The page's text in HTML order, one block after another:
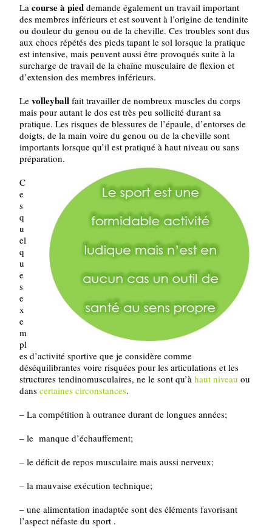
Lacourse à pied demande également un travail important
des membres inférieurs et est souvent à l’origine de tendinite
ou douleur du genou ou de la cheville. Ces troubles sont dus
aux chocs répétés des pieds tapant le sol lorsque la pratique
est intensive, mais peuvent aussi être provoqués suite à la
surcharge de travail de la chaîne musculaire de flexion et
d’extension des membres inférieurs.
Levolleyball fait travailler de nombreux muscles du corps
mais pour autant le dos est très peu sollicité durant sa
pratique. Les risques de blessures de l’épaule, d’entorses de
doigts, de la main voire du genou ou de la cheville sont
importants lorsque qu’il est pratiqué à haut niveau ou sans
préparation.
C
e
s
q
u
el
q
u
e
s
e
x
e
m
pl
es d’activité sportive que je considère comme
déséquilibrantes voire risquées pour les articulations et les
structures tendinomusculaires, ne le sont qu’àhaut niveau ou
danscertaines circonstances.
– La compétition à outrance durant de longues années;
– le manque d’échauffement;
– le déficit de repos musculaire mais aussi nerveux;
– la mauvaise exécution technique;
– une alimentation inadaptée sont des éléments favorisant
l’aspect néfaste du sport .